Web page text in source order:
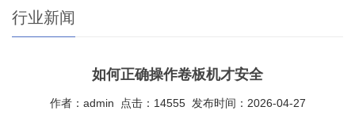
行业新闻
如何正确操作卷板机才安全
作者：admin 点击：14555 发布时间：2026-04-27